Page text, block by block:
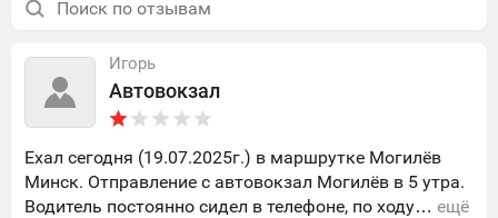
Игорь
Автовокзал
Ехал сегодня (19.07.2025г.) в маршрутке Могилёв
Минск. Отправление с автовокзал Могилёв в 5 утра.
Водитель постоянно сидел в телефоне, по ходу… ещё